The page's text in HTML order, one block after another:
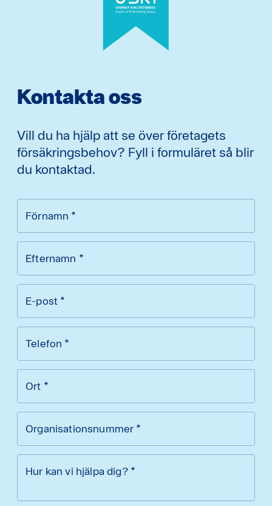
Kontakta oss
Vill du ha hjälp att se över företagets
försäkringsbehov? Fyll i formuläret så blir
du kontaktad.
Förnamn *
Efternamn *
E-post *
Telefon *
Ort *
Organisationsnummer *
Hur kan vi hjälpa dig? *